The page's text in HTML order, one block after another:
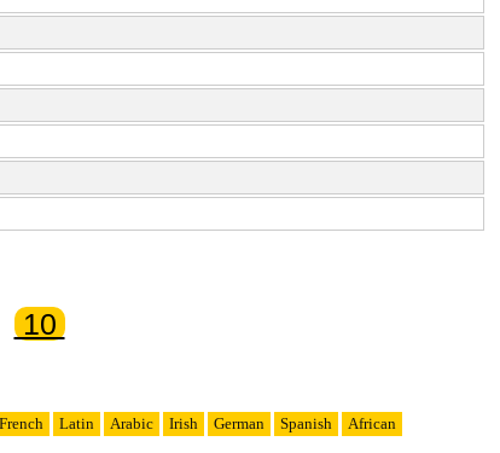
10
French Latin Arabic Irish German Spanish African